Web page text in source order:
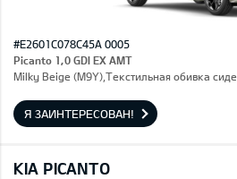
#E2601C078C45A 0005
Picanto 1,0 GDI EX AMT
Milky Beige (M9Y),Текстильная обивка
Я ЗАИНТЕРЕСОВАН!
KIA PICANTO